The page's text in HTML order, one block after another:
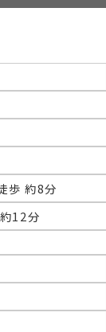
歩 約8分
12分